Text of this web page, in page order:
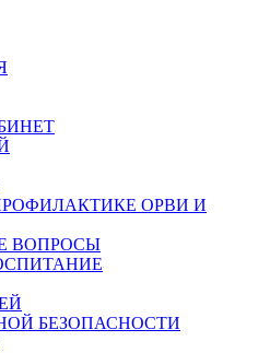
ОРВИ И
ВОПРОСЫ
БЕЗОПАСНОСТИ